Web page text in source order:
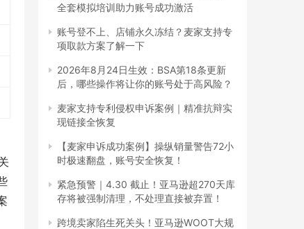
全套模拟培训助力账号成功激活
账号登不上、店铺永久冻结？麦家支持专
项取款方案了解一下
2026年8月24日生效：BSA第18条更新
后，哪些操作将让你的账号处于高风险？
麦家支持专利侵权申诉案例｜精准抗辩实
现链接全恢复
【麦家申诉成功案例】操纵销量警告72小
时极速翻盘，账号安全恢复！
紧急预警｜4.30 截止！亚马逊超270天库
存将被强制清理，不处理直接被弃置！
跨境卖家陷生死关头！亚马逊WOOT大规